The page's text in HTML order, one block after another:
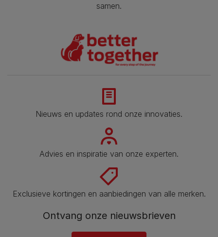
samen.
Nieuws en updates rond onze innovaties.
Advies en inspiratie van onze experten.
Exclusieve kortingen en aanbiedingen van alle merken.
Ontvang onze nieuwsbrieven